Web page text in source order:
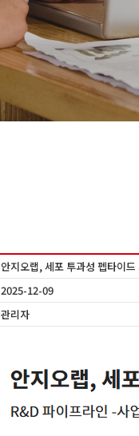
안지오랩, 세포 투과성 펩타이
2025-12-09
관리자